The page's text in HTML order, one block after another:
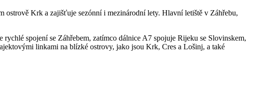
ostrově Krk a zajišťuje sezónní i mezinárodní lety. Hlavní letiště v Záhřebu,
spojení se Záhřebem, zatímco dálnice A7 spojuje Rijeku se Slovinskem,
linkami na blízké ostrovy, jako jsou Krk, Cres a Lošinj, a také